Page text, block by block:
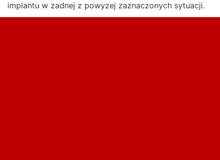
implantu w zadnej z powyzej zaznaczonych sytuacji.